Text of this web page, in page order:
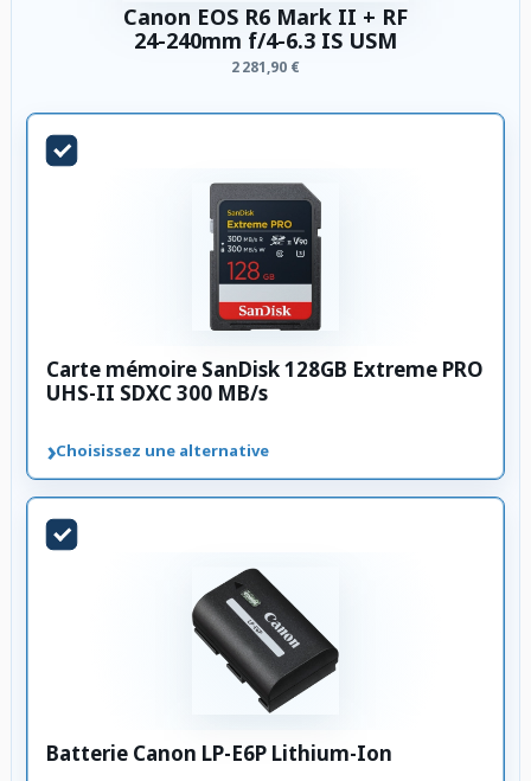
Canon EOS R6 Mark II + RF
24-240mm f/4-6.3 IS USM
2 281,90 €
Carte mémoire SanDisk 128GB Extreme PRO
UHS-II SDXC 300 MB/s
›Choisissez une alternative
Batterie Canon LP-E6P Lithium-Ion